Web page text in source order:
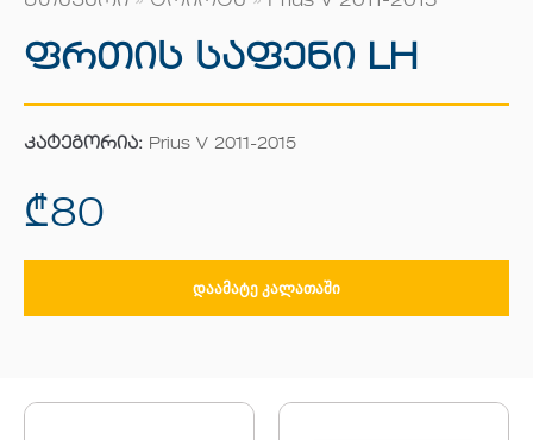
Ფრთის Საფენი LH
კატეგორია: Prius V 2011-2015
₾80
ᲓᲐᲐᲛᲐᲢᲔ ᲙᲐᲚᲐᲗᲐᲨᲘ